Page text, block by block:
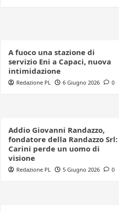
A fuoco una stazione di
servizio Eni a Capaci, nuova
intimidazione
Redazione PL 6 Giugno 2026 0
Addio Giovanni Randazzo,
fondatore della Randazzo Srl:
Carini perde un uomo di
visione
Redazione PL 5 Giugno 2026 0